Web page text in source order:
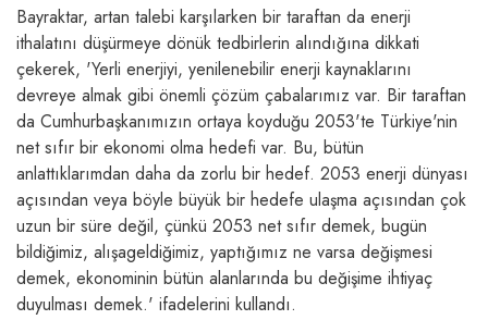
Bayraktar, artan talebi karşılarken bir taraftan da enerji
ithalatını düşürmeye dönük tedbirlerin alındığına dikkati
çekerek, 'Yerli enerjiyi, yenilenebilir enerji kaynaklarını
devreye almak gibi önemli çözüm çabalarımız var. Bir taraftan
da Cumhurbaşkanımızın ortaya koyduğu 2053'te Türkiye'nin
net sıfır bir ekonomi olma hedefi var. Bu, bütün
anlattıklarımdan daha da zorlu bir hedef. 2053 enerji dünyası
açısından veya böyle büyük bir hedefe ulaşma açısından çok
uzun bir süre değil, çünkü 2053 net sıfır demek, bugün
bildiğimiz, alışageldiğimiz, yaptığımız ne varsa değişmesi
demek, ekonominin bütün alanlarında bu değişime ihtiyaç
duyulması demek.' ifadelerini kullandı.